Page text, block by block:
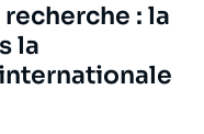
: la
la